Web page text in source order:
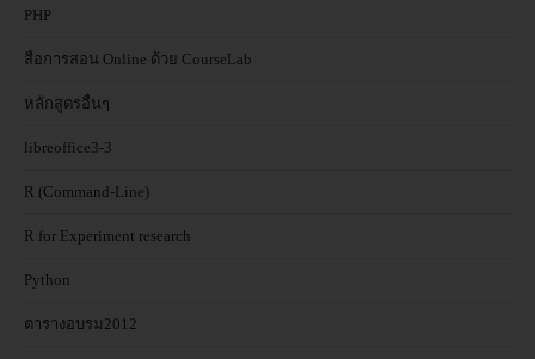
PHP
สื่อการสอน Online ด้วย CourseLab
หลักสูตรอื่นๆ
libreoffice3-3
R (Command-Line)
R for Experiment research
Python
ตารางอบรม2012